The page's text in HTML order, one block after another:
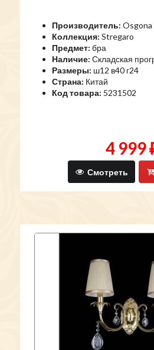
Производитель: Osgona
Коллекция: Stregaro
Предмет: бра
Наличие: Складская
Размеры: ш12 в40 г24
Страна: Китай
Код товара: 5231502
4 999
Смотреть